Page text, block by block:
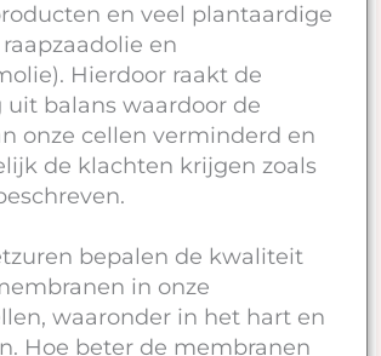
en veel plantaardige
en
Hierdoor raakt de
balans waardoor de
onze cellen verminderd en
de klachten krijgen zoals
bepalen de kwaliteit
in onze
waaronder in het hart en
Hoe beter de membranen